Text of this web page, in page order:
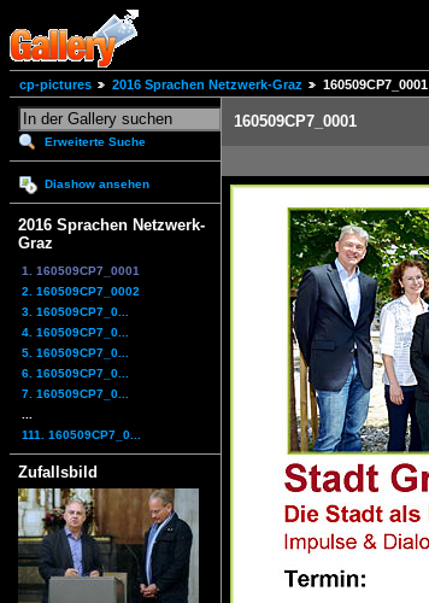
cp-pictures 2016 Sprachen Netzwerk-Graz 160509CP7_0001
Erweiterte Suche
Diashow ansehen
2016 Sprachen Netzwerk-
Graz
1. 160509CP7_0001
2. 160509CP7_0002
3. 160509CP7_0...
4. 160509CP7_0...
5. 160509CP7_0...
6. 160509CP7_0...
7. 160509CP7_0...
111. 160509CP7_0...
Zufallsbild
160509CP7_0001